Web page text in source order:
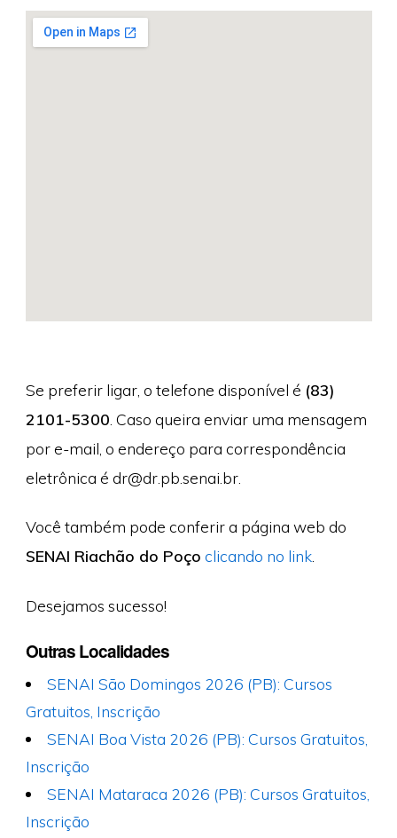
Se preferir ligar, o telefone disponível é (83)
2101-5300 . Caso queira enviar uma mensagem
por e-mail, o endereço para correspondência
eletrônica é dr@dr.pb.senai.br.
Você também pode conferir a página web do
SENAI Riachão do Poço clicando no link.
Desejamos sucesso!
Outras Localidades
SENAI São Domingos 2026 (PB): Cursos
Gratuitos, Inscrição
SENAI Boa Vista 2026 (PB): Cursos Gratuitos,
Inscrição
SENAI Mataraca 2026 (PB): Cursos Gratuitos,
Inscrição